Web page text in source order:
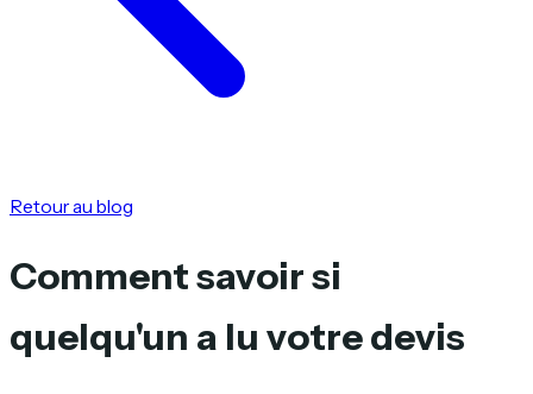
Retour au blog
Comment savoir si
quelqu'un a lu votre devis